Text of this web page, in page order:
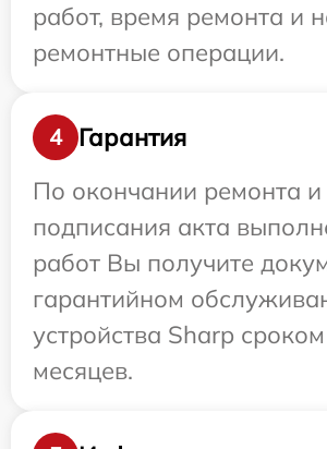
работ, время ремонта и
ремонтные операции.
4
Гарантия
По окончании ремонта и
подписания акта
работ Вы получите
гарантийном
устройства Sharp
месяцев.